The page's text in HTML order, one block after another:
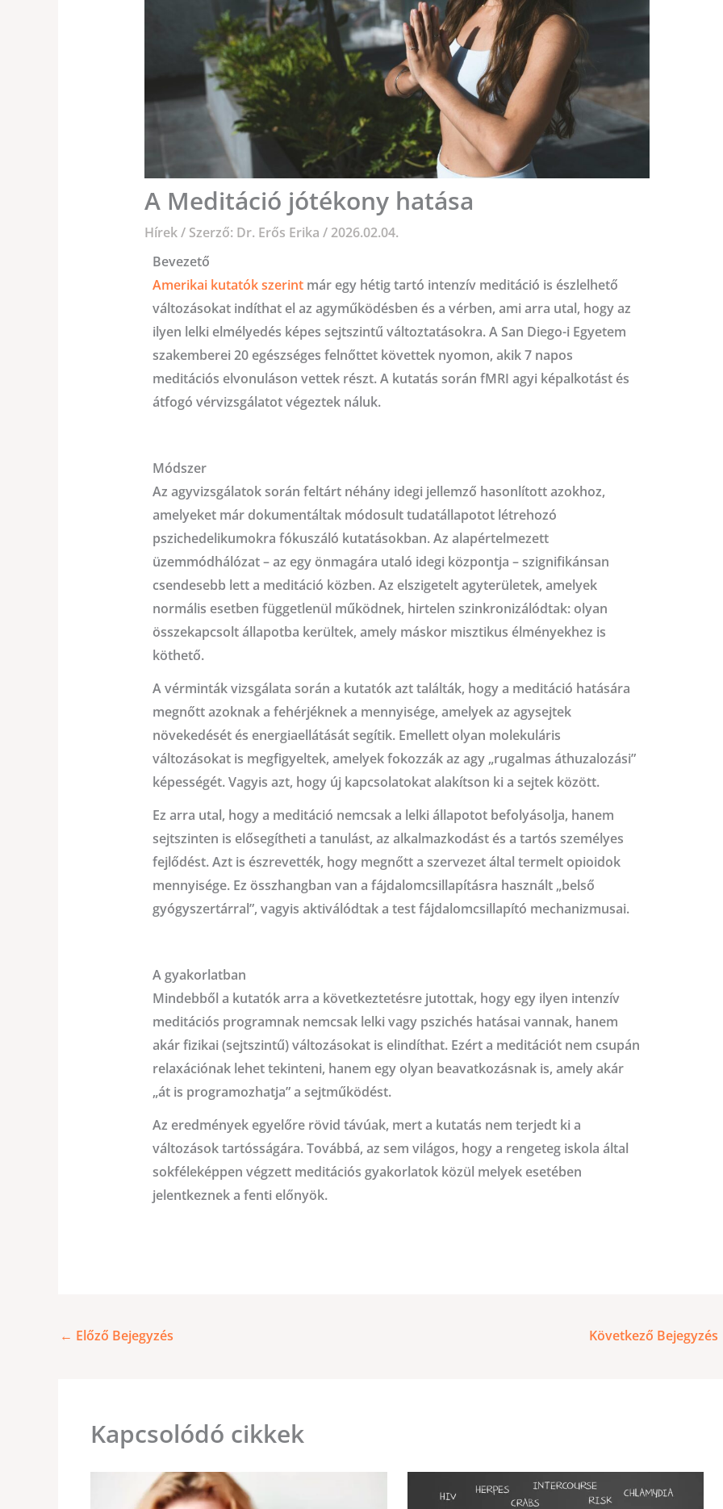
A Meditáció jótékony hatása
Hírek/ Szerző: Dr. Erős Erika /2026.02.04.
Bevezető
Amerikai kutatók szerintmár egy hétig tartó intenzív meditáció is észlelhető
változásokat indíthat el az agyműködésben és a vérben, ami arra utal, hogy az
ilyen lelki elmélyedés képes sejtszintű változtatásokra. A San Diego-i Egyetem
szakemberei 20 egészséges felnőttet követtek nyomon, akik 7 napos
meditációs elvonuláson vettek részt. A kutatás során fMRI agyi képalkotást és
átfogó vérvizsgálatot végeztek náluk.
Módszer
Az agyvizsgálatok során feltárt néhány idegi jellemző hasonlított azokhoz,
amelyeket már dokumentáltak módosult tudatállapotot létrehozó
pszichedelikumokra fókuszáló kutatásokban. Az alapértelmezett
üzemmódhálózat – az egy önmagára utaló idegi központja – szignifikánsan
csendesebb lett a meditáció közben. Az elszigetelt agyterületek, amelyek
normális esetben függetlenül működnek, hirtelen szinkronizálódtak: olyan
összekapcsolt állapotba kerültek, amely máskor misztikus élményekhez is
köthető.
A vérminták vizsgálata során a kutatók azt találták, hogy a meditáció hatására
megnőtt azoknak a fehérjéknek a mennyisége, amelyek az agysejtek
növekedését és energiaellátását segítik. Emellett olyan molekuláris
változásokat is megfigyeltek, amelyek fokozzák az agy „rugalmas áthuzalozási”
képességét. Vagyis azt, hogy új kapcsolatokat alakítson ki a sejtek között.
Ez arra utal, hogy a meditáció nemcsak a lelki állapotot befolyásolja, hanem
sejtszinten is elősegítheti a tanulást, az alkalmazkodást és a tartós személyes
fejlődést. Azt is észrevették, hogy megnőtt a szervezet által termelt opioidok
mennyisége. Ez összhangban van a fájdalomcsillapításra használt „belső
gyógyszertárral”, vagyis aktiválódtak a test fájdalomcsillapító mechanizmusai.
A gyakorlatban
Mindebből a kutatók arra a következtetésre jutottak, hogy egy ilyen intenzív
meditációs programnak nemcsak lelki vagy pszichés hatásai vannak, hanem
akár fizikai (sejtszintű) változásokat is elindíthat. Ezért a meditációt nem csupán
relaxációnak lehet tekinteni, hanem egy olyan beavatkozásnak is, amely akár
„át is programozhatja” a sejtműködést.
Az eredmények egyelőre rövid távúak, mert a kutatás nem terjedt ki a
változások tartósságára. Továbbá, az sem világos, hogy a rengeteg iskola által
sokféleképpen végzett meditációs gyakorlatok közül melyek esetében
jelentkeznek a fenti előnyök.
← Előző Bejegyzés Következő Bejegyzés
Kapcsolódó cikkek